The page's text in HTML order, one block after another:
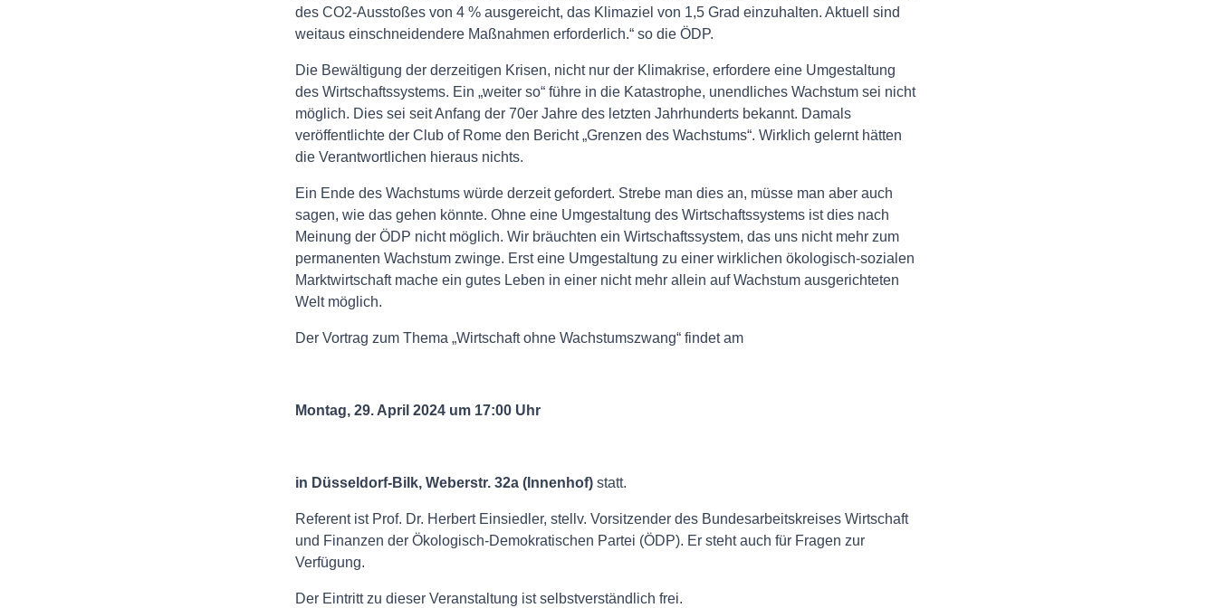
des CO2-Ausstoßes von 4 % ausgereicht, das Klimaziel von 1,5 Grad einzuhalten. Aktuell sind
weitaus einschneidendere Maßnahmen erforderlich.“ so die ÖDP.
Die Bewältigung der derzeitigen Krisen, nicht nur der Klimakrise, erfordere eine Umgestaltung
des Wirtschaftssystems. Ein „weiter so“ führe in die Katastrophe, unendliches Wachstum sei nicht
möglich. Dies sei seit Anfang der 70er Jahre des letzten Jahrhunderts bekannt. Damals
veröffentlichte der Club of Rome den Bericht „Grenzen des Wachstums“. Wirklich gelernt hätten
die Verantwortlichen hieraus nichts.
Ein Ende des Wachstums würde derzeit gefordert. Strebe man dies an, müsse man aber auch
sagen, wie das gehen könnte. Ohne eine Umgestaltung des Wirtschaftssystems ist dies nach
Meinung der ÖDP nicht möglich. Wir bräuchten ein Wirtschaftssystem, das uns nicht mehr zum
permanenten Wachstum zwinge. Erst eine Umgestaltung zu einer wirklichen ökologisch-sozialen
Marktwirtschaft mache ein gutes Leben in einer nicht mehr allein auf Wachstum ausgerichteten
Welt möglich.
Der Vortrag zum Thema „Wirtschaft ohne Wachstumszwang“ findet am
Montag, 29. April 2024 um 17:00 Uhr
in Düsseldorf-Bilk, Weberstr. 32a (Innenhof) statt.
Referent ist Prof. Dr. Herbert Einsiedler, stellv. Vorsitzender des Bundesarbeitskreises Wirtschaft
und Finanzen der Ökologisch-Demokratischen Partei (ÖDP). Er steht auch für Fragen zur
Verfügung.
Der Eintritt zu dieser Veranstaltung ist selbstverständlich frei.